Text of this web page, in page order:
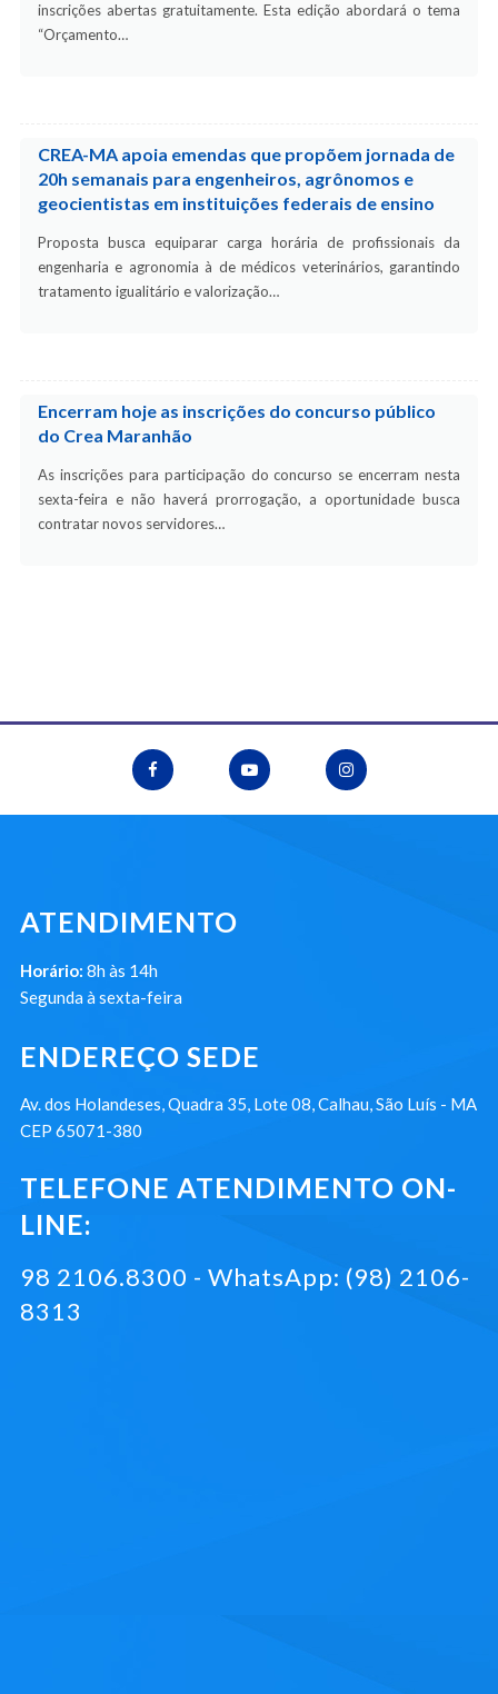
inscrições abertas gratuitamente. Esta edição abordará o tema
“Orçamento…
CREA-MA apoia emendas que propõem jornada de
20h semanais para engenheiros, agrônomos e
geocientistas em instituições federais de ensino
Proposta busca equiparar carga horária de profissionais da
engenharia e agronomia à de médicos veterinários, garantindo
tratamento igualitário e valorização…
Encerram hoje as inscrições do concurso público
do Crea Maranhão
As inscrições para participação do concurso se encerram nesta
sexta-feira e não haverá prorrogação, a oportunidade busca
contratar novos servidores…
ATENDIMENTO
Horário: 8h às 14h
Segunda à sexta-feira
ENDEREÇO SEDE
Av. dos Holandeses, Quadra 35, Lote 08, Calhau, São Luís - MA
CEP 65071-380
TELEFONE ATENDIMENTO ON-
LINE:
98 2106.8300 - WhatsApp: (98) 2106-
8313